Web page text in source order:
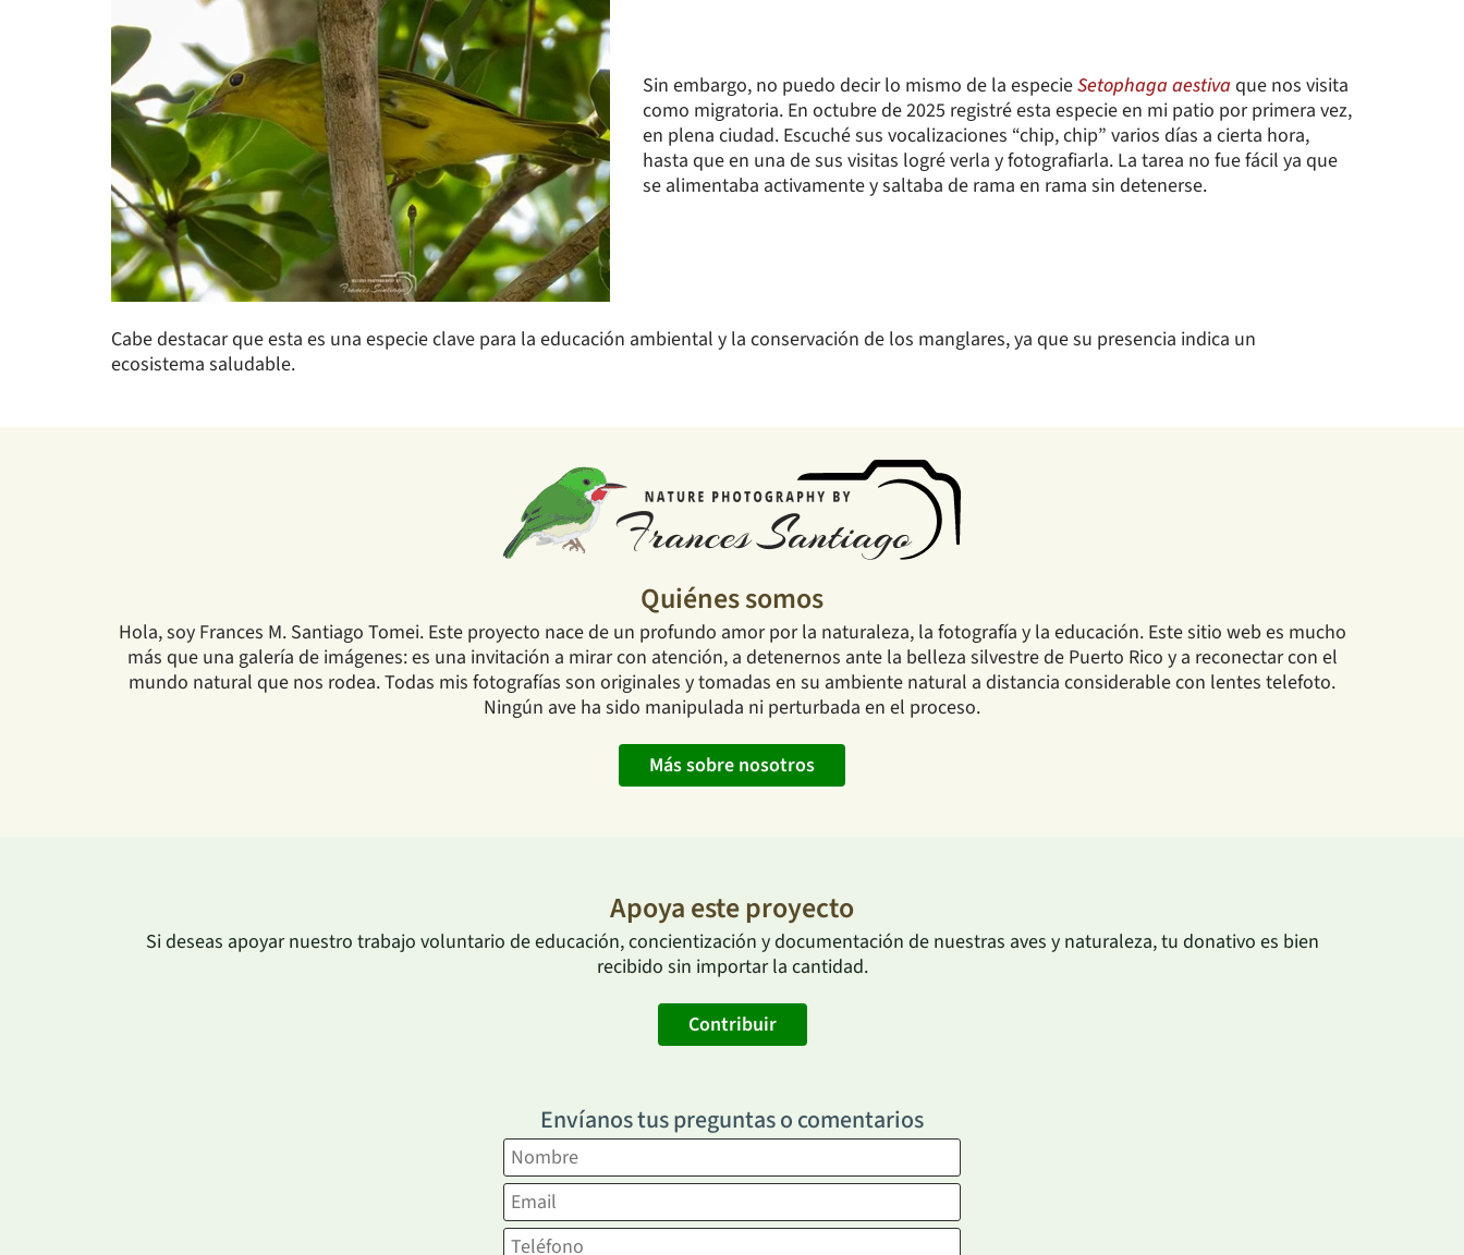
Sin embargo, no puedo decir lo mismo de la especieSetophaga aestivaque nos visita
como migratoria. En octubre de 2025 registré esta especie en mi patio por primera vez,
en plena ciudad. Escuché sus vocalizaciones “chip, chip” varios días a cierta hora,
hasta que en una de sus visitas logré verla y fotografiarla. La tarea no fue fácil ya que
se alimentaba activamente y saltaba de rama en rama sin detenerse.
Cabe destacar que esta es una especie clave para la educación ambiental y la conservación de los manglares, ya que su presencia indica un
ecosistema saludable.
Quiénes somos
Hola, soy Frances M. Santiago Tomei. Este proyecto nace de un profundo amor por la naturaleza, la fotografía y la educación. Este sitio web es mucho
más que una galería de imágenes: es una invitación a mirar con atención, a detenernos ante la belleza silvestre de Puerto Rico y a reconectar con el
mundo natural que nos rodea. Todas mis fotografías son originales y tomadas en su ambiente natural a distancia considerable con lentes telefoto.
Ningún ave ha sido manipulada ni perturbada en el proceso.
Más sobre nosotros
Apoya este proyecto
Si deseas apoyar nuestro trabajo voluntario de educación, concientización y documentación de nuestras aves y naturaleza, tu donativo es bien
recibido sin importar la cantidad.
Contribuir
Envíanos tus preguntas o comentarios